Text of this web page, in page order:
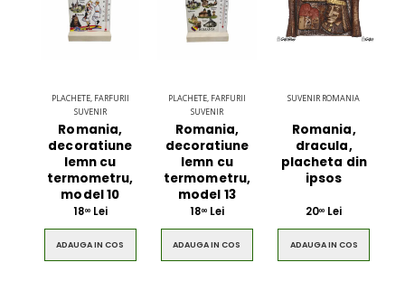
PLACHETE, FARFURII
SUVENIR
Romania,
decoratiune
lemn cu
termometru,
model 10
1800Lei
ADAUGA IN COS
PLACHETE, FARFURII
SUVENIR
Romania,
decoratiune
lemn cu
termometru,
model 13
1800Lei
ADAUGA IN COS
SUVENIR ROMANIA
Romania,
dracula,
placheta din
ipsos
2000 Lei
ADAUGA IN COS